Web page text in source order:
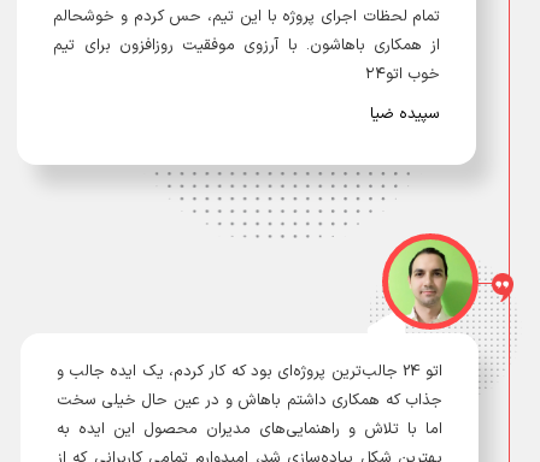
تمام لحظات اجرای پروژه با این تیم، حس کردم و خوشحالم
از همکاری باهاشون. با آرزوی موفقیت روزافزون برای تیم
خوب اتو۲۴
سپیده ضیا
اتو 24 جالب‌ترین پروژه‌ای بود که کار کردم، یک ایده جالب و
جذاب که همکاری داشتم باهاش و در عین حال خیلی سخت
اما با تلاش و راهنمایی‌های مدیران محصول این ایده به